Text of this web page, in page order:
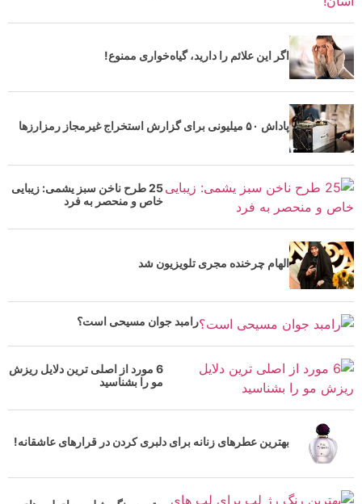
اگر این علائم را دارید، گیاه‌خواری ممنوع!
پاداش ۵۰ میلیونی برای گزارش استخراج غیرمجاز رمزارز‌ها
25 طرح ناخن سبز یشمی: زیبایی
خاص و منحصر به فرد
الهام چرخنده مجری تلویزیون شد
رامبد جوان مسیحی است؟
6 مورد از اصلی ترین دلایل ریزش
مو را بشناسید
بهترین عطرهای زنانه برای دلبری کردن در قرارهای عاشقانه!